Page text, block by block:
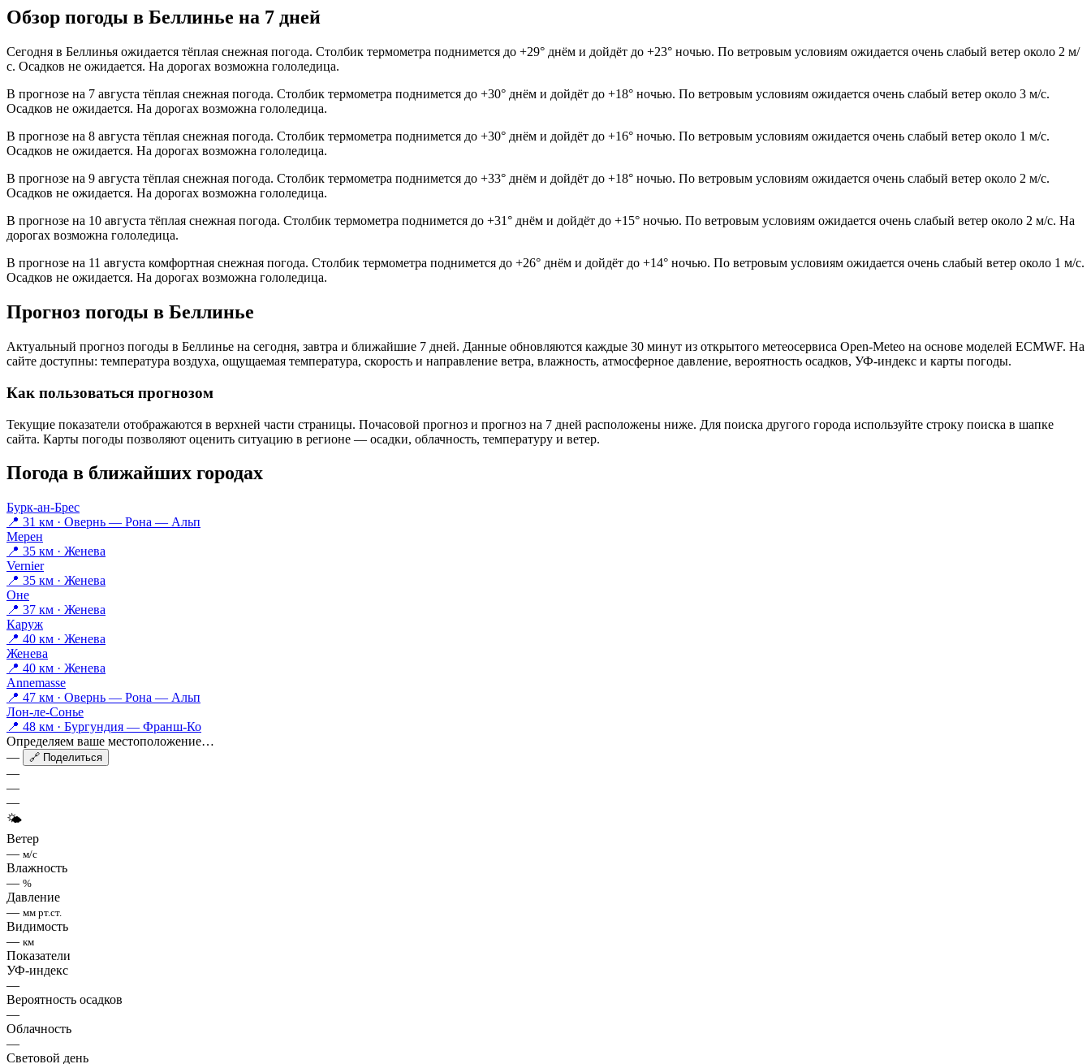
Обзор погоды в Беллинье на 7 дней
Сегодня в Беллинья ожидается тёплая снежная погода. Столбик термометра поднимется до +29° днём и дойдёт до +23° ночью. По ветровым условиям ожидается очень слабый ветер около 2 м/
с. Осадков не ожидается. На дорогах возможна гололедица.
В прогнозе на 7 августа тёплая снежная погода. Столбик термометра поднимется до +30° днём и дойдёт до +18° ночью. По ветровым условиям ожидается очень слабый ветер около 3 м/с.
Осадков не ожидается. На дорогах возможна гололедица.
В прогнозе на 8 августа тёплая снежная погода. Столбик термометра поднимется до +30° днём и дойдёт до +16° ночью. По ветровым условиям ожидается очень слабый ветер около 1 м/с.
Осадков не ожидается. На дорогах возможна гололедица.
В прогнозе на 9 августа тёплая снежная погода. Столбик термометра поднимется до +33° днём и дойдёт до +18° ночью. По ветровым условиям ожидается очень слабый ветер около 2 м/с.
Осадков не ожидается. На дорогах возможна гололедица.
В прогнозе на 10 августа тёплая снежная погода. Столбик термометра поднимется до +31° днём и дойдёт до +15° ночью. По ветровым условиям ожидается очень слабый ветер около 2 м/с. На
дорогах возможна гололедица.
В прогнозе на 11 августа комфортная снежная погода. Столбик термометра поднимется до +26° днём и дойдёт до +14° ночью. По ветровым условиям ожидается очень слабый ветер около 1 м/с.
Осадков не ожидается. На дорогах возможна гололедица.
Прогноз погоды в Беллинье
Актуальный прогноз погоды в Беллинье на сегодня, завтра и ближайшие 7 дней. Данные обновляются каждые 30 минут из открытого метеосервиса Open-Meteo на основе моделей ECMWF. На
сайте доступны: температура воздуха, ощущаемая температура, скорость и направление ветра, влажность, атмосферное давление, вероятность осадков, УФ-индекс и карты погоды.
Как пользоваться прогнозом
Текущие показатели отображаются в верхней части страницы. Почасовой прогноз и прогноз на 7 дней расположены ниже. Для поиска другого города используйте строку поиска в шапке
сайта. Карты погоды позволяют оценить ситуацию в регионе — осадки, облачность, температуру и ветер.
Погода в ближайших городах
Бурк-ан-Брес
📍 31 км · Овернь — Рона — Альп
Мерен
📍 35 км · Женева
Vernier
📍 35 км · Женева
Оне
📍 37 км · Женева
Каруж
📍 40 км · Женева
Женева
📍 40 км · Женева
Annemasse
📍 47 км · Овернь — Рона — Альп
Лон-ле-Сонье
📍 48 км · Бургундия — Франш-Ко
Определяем ваше местоположение…
—
🔗 Поделиться
—
—
—
🌤
Ветер
— м/с
Влажность
— %
Давление
— мм рт.ст.
Видимость
— км
Показатели
УФ-индекс
—
Вероятность осадков
—
Облачность
—
Световой день